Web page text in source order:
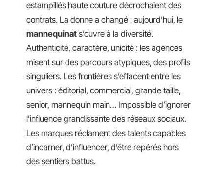
estampillés haute couture décrochaient des
contrats. La donne a changé : aujourd’hui, le
mannequinat s’ouvre à la diversité.
Authenticité, caractère, unicité : les agences
misent sur des parcours atypiques, des profils
singuliers. Les frontières s’effacent entre les
univers : éditorial, commercial, grande taille,
senior, mannequin main… Impossible d’ignorer
l’influence grandissante des réseaux sociaux.
Les marques réclament des talents capables
d’incarner, d’influencer, d’être repérés hors
des sentiers battus.